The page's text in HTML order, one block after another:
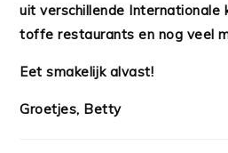
uit verschillende Internationale
toffe restaurants en nog veel
Eet smakelijk alvast!
Groetjes, Betty